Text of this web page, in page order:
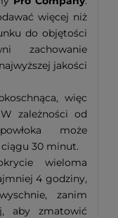
więcej niż
do objętości
zachowanie
jakości
więc
zależności od
może
ciągu 30 minut.
wieloma
4 godziny,
zanim
aby zmatowić